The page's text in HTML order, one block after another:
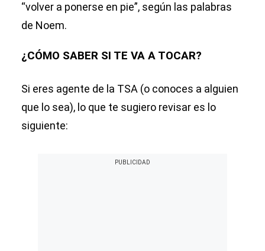
“volver a ponerse en pie”, según las palabras
de Noem.
¿CÓMO SABER SI TE VA A TOCAR?
Si eres agente de la TSA (o conoces a alguien
que lo sea), lo que te sugiero revisar es lo
siguiente: